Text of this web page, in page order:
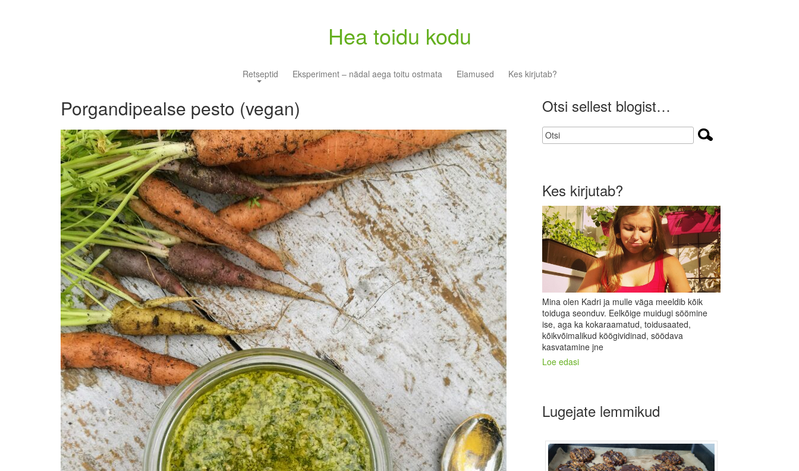
Hea toidu kodu
Retseptid Eksperiment – nädal aega toitu ostmata Elamused Kes kirjutab?
Porgandipealse pesto (vegan) Otsi sellest blogist…
Kes kirjutab?
Mina olen Kadri ja mulle väga meeldib kõik
toiduga seonduv. Eelkõige muidugi söömine
ise, aga ka kokaraamatud, toidusaated,
kõikvõimalikud köögividinad, söödava
kasvatamine jne
Loe edasi
Lugejate lemmikud